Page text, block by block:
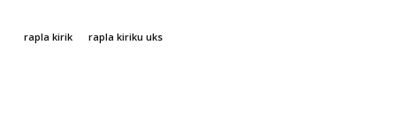
rapla kirik rapla kiriku uks